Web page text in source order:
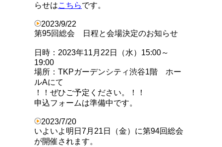
らせはこちらです。
2023/9/22
第95回総会 日程と会場決定のお知らせ
日時：2023年11月22日（水）15:00～
19:00
場所：TKPガーデンシティ渋谷1階 ホー
ルAにて
！！ぜひご予定ください。！！
申込フォームは準備中です。
2023/7/20
いよいよ明日7月21日（金）に第94回総会
が開催されます。